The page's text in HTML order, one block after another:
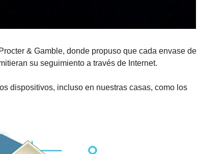
& Gamble, donde propuso que cada envase de
su seguimiento a través de Internet.
dispositivos, incluso en nuestras casas, como los